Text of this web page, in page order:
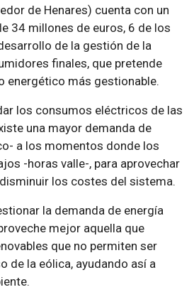
de Henares) cuenta con un
34 millones de euros, 6 de los
de la gestión de la
finales, que pretende
energético más gestionable.
los consumos eléctricos de las
una mayor demanda de
a los momentos donde los
-horas valle-, para aprovechar
los costes del sistema.
la demanda de energía
mejor aquella que
que no permiten ser
de la eólica, ayudando así a